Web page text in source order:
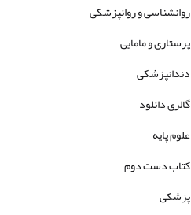
روانشناسی و روانپزشکی
پرستاری و مامایی
دندانپزشکی
گالری دانلود
علوم پایه
کتاب دست دوم
پزشکی